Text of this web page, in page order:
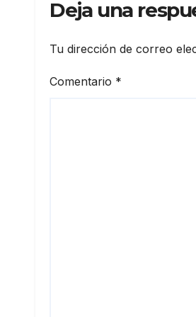
Deja una
Tu dirección de correo
Comentario *